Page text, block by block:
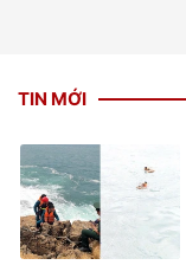
TIN MỚI